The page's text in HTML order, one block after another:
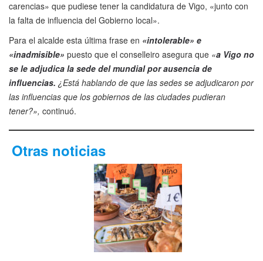
carencias» que pudiese tener la candidatura de Vigo, «junto con
la falta de influencia del Gobierno local».
Para el alcalde esta última frase en «intolerable» e
«inadmisible» puesto que el conselleiro asegura que «a Vigo no
se le adjudica la sede del mundial por ausencia de
influencias. ¿Está hablando de que las sedes se adjudicaron por
las influencias que los gobiernos de las ciudades pudieran
tener?», continuó.
Otras noticias